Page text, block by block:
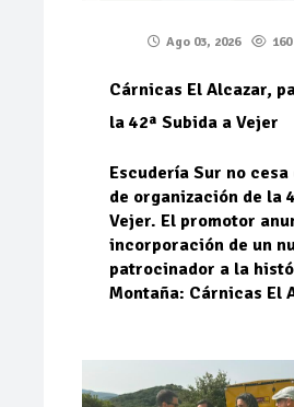
Ago 03, 2026 160
Cárnicas El Alcazar,
la 42ª Subida a Vejer
Escudería Sur no
de organización de la
Vejer. El promotor
incorporación de un
patrocinador a la
Montaña: Cárnicas El